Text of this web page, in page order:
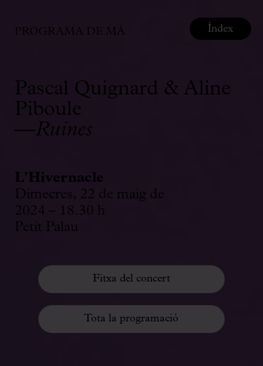
PROGRAMA DE MÀ
Pascal Quignard & Aline
Piboule
—Ruines
L'Hivernacle
Dimecres, 22 de maig de
2024 – 18.30 h
Petit Palau
Fitxa del concert
Tota la programació
Índex